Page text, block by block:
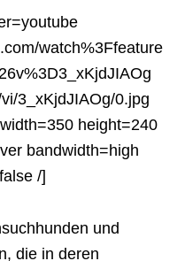
watch%3Ffeature
3_xKjdJIAOg/0.jpg
height=240
bandwidth=high
/]
und
die in deren